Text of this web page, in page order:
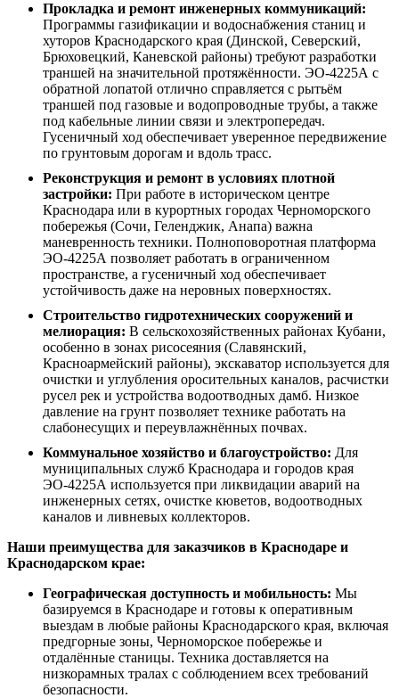
Прокладка и ремонт инженерных коммуникаций:
Программы газификации и водоснабжения станиц и
хуторов Краснодарского края (Динской, Северский,
Брюховецкий, Каневской районы) требуют разработки
траншей на значительной протяжённости. ЭО-4225А с
обратной лопатой отлично справляется с рытьём
траншей под газовые и водопроводные трубы, а также
под кабельные линии связи и электропередач.
Гусеничный ход обеспечивает уверенное передвижение
по грунтовым дорогам и вдоль трасс.
Реконструкция и ремонт в условиях плотной
застройки: При работе в историческом центре
Краснодара или в курортных городах Черноморского
побережья (Сочи, Геленджик, Анапа) важна
маневренность техники. Полноповоротная платформа
ЭО-4225А позволяет работать в ограниченном
пространстве, а гусеничный ход обеспечивает
устойчивость даже на неровных поверхностях.
Строительство гидротехнических сооружений и
мелиорация: В сельскохозяйственных районах Кубани,
особенно в зонах рисосеяния (Славянский,
Красноармейский районы), экскаватор используется для
очистки и углубления оросительных каналов, расчистки
русел рек и устройства водоотводных дамб. Низкое
давление на грунт позволяет технике работать на
слабонесущих и переувлажнённых почвах.
Коммунальное хозяйство и благоустройство: Для
муниципальных служб Краснодара и городов края
ЭО-4225А используется при ликвидации аварий на
инженерных сетях, очистке кюветов, водоотводных
каналов и ливневых коллекторов.
Наши преимущества для заказчиков в Краснодаре и
Краснодарском крае:
Географическая доступность и мобильность: Мы
базируемся в Краснодаре и готовы к оперативным
выездам в любые районы Краснодарского края, включая
предгорные зоны, Черноморское побережье и
отдалённые станицы. Техника доставляется на
низкорамных тралах с соблюдением всех требований
безопасности.